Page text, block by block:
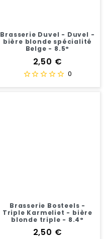
Brasserie Duvel - Duvel -
bière blonde spécialité
Belge - 8.5°
Prix
2,50 €
0
Brasserie Bosteels -
Triple Karmeliet - bière
blonde triple - 8.4°
Prix
2,50 €